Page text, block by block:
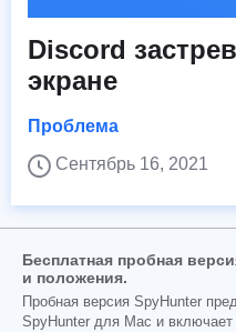
Discord
экране
Проблема
Сентябрь 16, 2021
Бесплатная пробная
и положения.
Пробная версия SpyHunter
SpyHunter для Mac и включает